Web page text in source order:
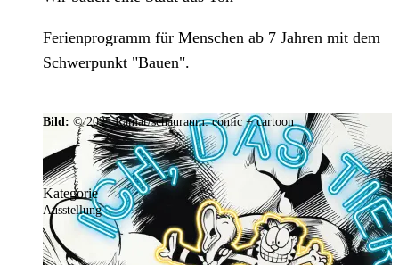
Ferienprogramm für Menschen ab 7 Jahren mit dem
Schwerpunkt "Bauen".
Bild: © 2025 Ramar/schauraum: comic + cartoon
Kategorie
Ausstellung